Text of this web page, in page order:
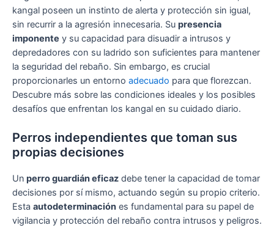
kangal poseen un instinto de alerta y protección sin igual,
sin recurrir a la agresión innecesaria. Su presencia
imponente y su capacidad para disuadir a intrusos y
depredadores con su ladrido son suficientes para mantener
la seguridad del rebaño. Sin embargo, es crucial
proporcionarles un entorno adecuado para que florezcan.
Descubre más sobre las condiciones ideales y los posibles
desafíos que enfrentan los kangal en su cuidado diario.
Perros independientes que toman sus
propias decisiones
Un perro guardián eficaz debe tener la capacidad de tomar
decisiones por sí mismo, actuando según su propio criterio.
Esta autodeterminación es fundamental para su papel de
vigilancia y protección del rebaño contra intrusos y peligros.